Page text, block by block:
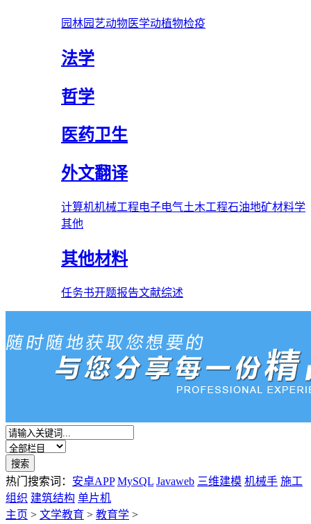
园林园艺动物医学动植物检疫
法学
哲学
医药卫生
外文翻译
计算机机械工程电子电气土木工程石油地矿材料学
其他
其他材料
任务书开题报告文献综述
热门搜索词： 安卓APP MySQL Javaweb 三维建模 机械手 施工
组织 建筑结构 单片机
主页 > 文学教育 > 教育学 >